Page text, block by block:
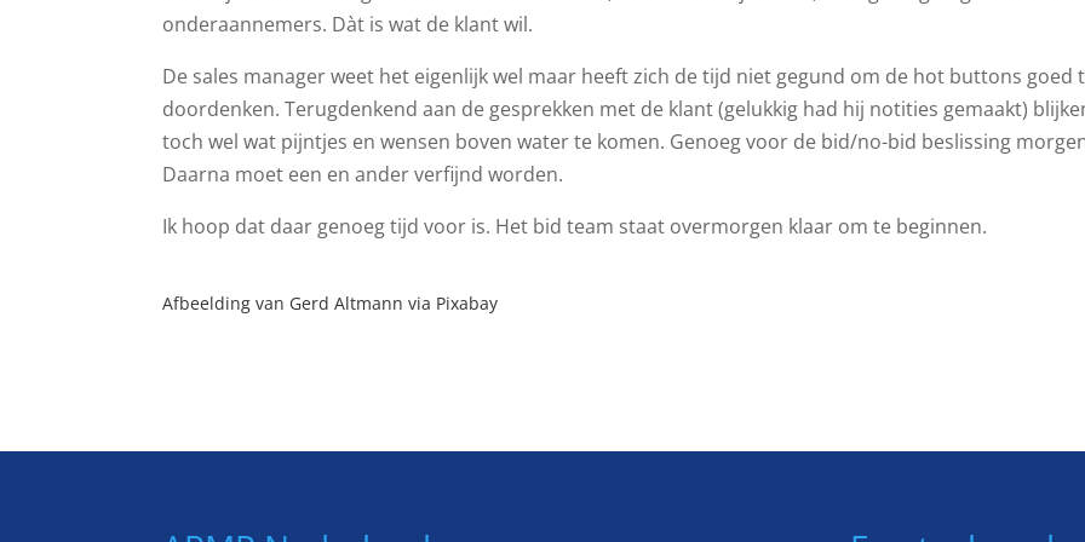
onderaannemers. Dàt is wat de klant wil.
De sales manager weet het eigenlijk wel maar heeft zich de tijd niet gegund om de hot buttons goed
doordenken. Terugdenkend aan de gesprekken met de klant (gelukkig had hij notities gemaakt)
toch wel wat pijntjes en wensen boven water te komen. Genoeg voor de bid/no-bid beslissing
Daarna moet een en ander verfijnd worden.
Ik hoop dat daar genoeg tijd voor is. Het bid team staat overmorgen klaar om te beginnen.
Afbeelding van Gerd Altmann via Pixabay